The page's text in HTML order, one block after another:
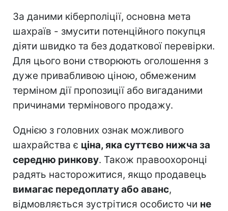
За даними кіберполіції, основна мета
шахраїв - змусити потенційного покупця
діяти швидко та без додаткової перевірки.
Для цього вони створюють оголошення з
дуже привабливою ціною, обмеженим
терміном дії пропозиції або вигаданими
причинами термінового продажу.
Однією з головних ознак можливого
шахрайства є ціна, яка суттєво нижча за
середню ринкову. Також правоохоронці
радять насторожитися, якщо продавець
вимагає передоплату або аванс,
відмовляється зустрітися особисто чи не